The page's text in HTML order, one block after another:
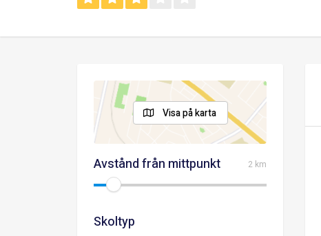
Visa på karta
Avstånd från mittpunkt 2 km
Skoltyp